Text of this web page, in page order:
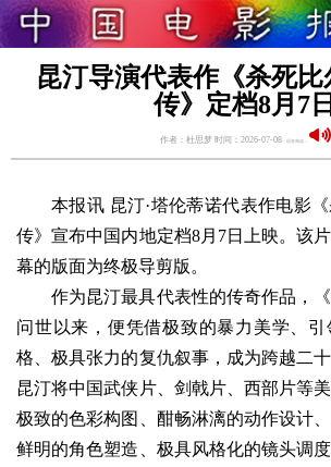
昆汀导演代表作《杀死
传》定档8月7日
作者：杜思梦 时间：2026-07-08
本报讯 昆汀·塔伦蒂诺代表作电影
传》宣布中国内地定档8月7日上映。该
幕的版面为终极导剪版。
作为昆汀最具代表性的传奇作品，
问世以来，便凭借极致的暴力美学、
格、极具张力的复仇叙事，成为跨越二
昆汀将中国武侠片、剑戟片、西部片等
极致的色彩构图、酣畅淋漓的动作设计
鲜明的角色塑造、极具风格化的镜头调